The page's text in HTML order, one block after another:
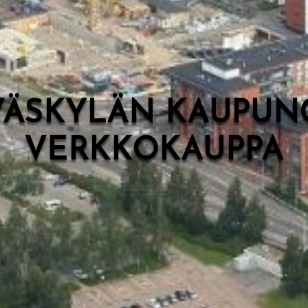
VERKKOKAUPPA